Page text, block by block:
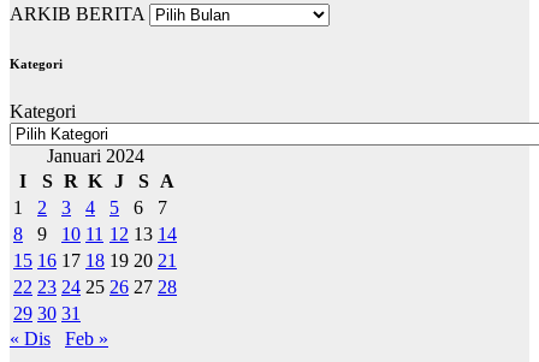
ARKIB BERITA
Kategori
Kategori
Januari 2024
I
S R K J S
A
1
2 3 4 5 6
7
8
9 10 11 12 13 14
15 16 17 18 19 20 21
22 23 24 25 26 27 28
29 30 31
« Dis
Feb »